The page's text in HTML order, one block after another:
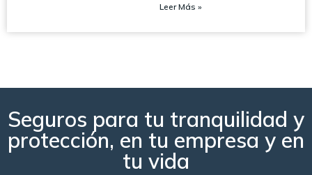
Leer Más »
Seguros para tu tranquilidad y
protección, en tu empresa y en
tu vida